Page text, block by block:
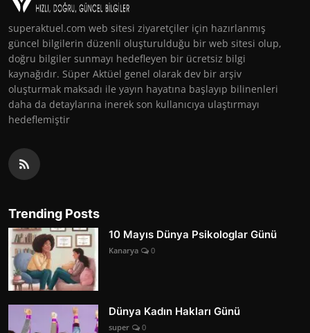
superaktuel.com web sitesi ziyaretçiler için hazırlanmış
güncel bilgilerin düzenli oluşturulduğu bir web sitesi olup,
doğru bilgiler sunmayı hedefleyen bir ücretsiz bilgi
kaynağıdır. Süper Aktüel genel olarak dev bir arşiv
oluşturmak maksadı ile yayın hayatına başlayıp bilinenleri
daha da detaylarına inerek son kullanıcıya ulaştırmayı
hedeflemiştir
Trending Posts
10 Mayıs Dünya Psikologlar Günü
Kanarya 0
Dünya Kadın Hakları Günü
super 0